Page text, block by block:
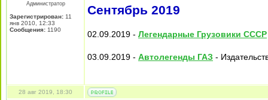
Администратор
Зарегистрирован: 11
янв 2010, 12:33
Сообщения: 1190
Сентябрь 2019
02.09.2019 - Легендарные Грузовики СССР
03.09.2019 - Автолегенды ГАЗ -
28 авг 2019, 18:30